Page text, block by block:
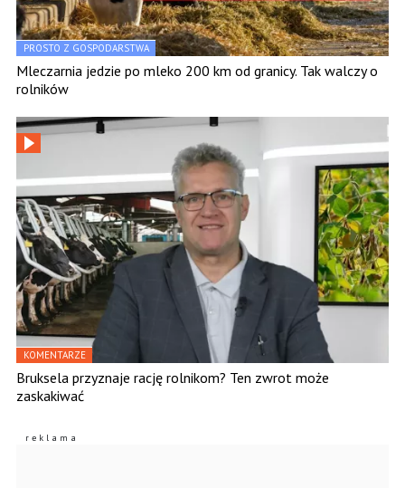
PROSTO Z GOSPODARSTWA
Mleczarnia jedzie po mleko 200 km od granicy. Tak walczy o
rolników
KOMENTARZE
Bruksela przyznaje rację rolnikom? Ten zwrot może
zaskakiwać